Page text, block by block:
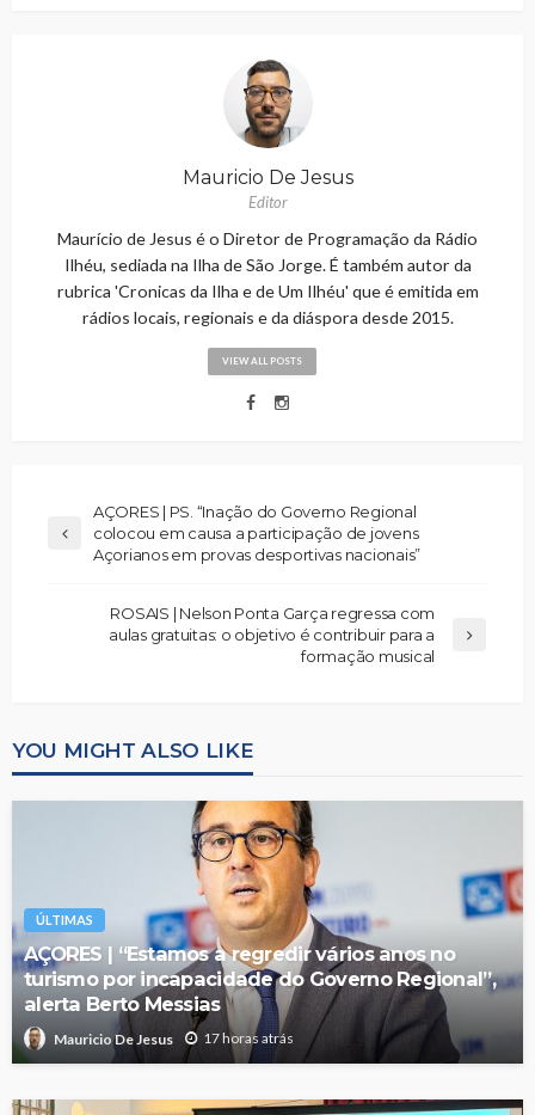
Mauricio De Jesus
Editor
Maurício de Jesus é o Diretor de Programação da Rádio
Ilhéu, sediada na Ilha de São Jorge. É também autor da
rubrica 'Cronicas da Ilha e de Um Ilhéu' que é emitida em
rádios locais, regionais e da diáspora desde 2015.
VIEW ALL POSTS
AÇORES | PS. “Inação do Governo Regional
colocou em causa a participação de jovens
Açorianos em provas desportivas nacionais”
ROSAIS | Nelson Ponta Garça regressa com
aulas gratuitas: o objetivo é contribuir para a
formação musical
YOU MIGHT ALSO LIKE
ÚLTIMAS
AÇORES | “Estamos a regredir vários anos no
turismo por incapacidade do Governo Regional”,
alerta Berto Messias
Mauricio De Jesus 17 horas atrás